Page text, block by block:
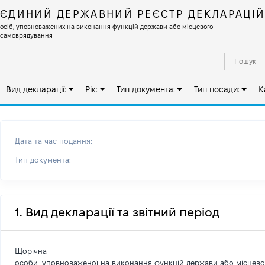
ЄДИНИЙ ДЕРЖАВНИЙ РЕЄСТР ДЕКЛАРАЦІЙ
осіб, уповноважених на виконання функцій держави або місцевого
самоврядування
Вид декларації: Рік: Тип документа: Тип посади:
Дата та час подання:
Тип документа:
1. Вид декларації та звітний період
Щорічна
особи, уповноваженої на виконання функцій держави або